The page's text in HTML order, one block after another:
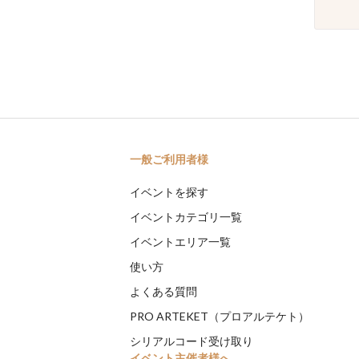
一般ご利用者様
イベントを探す
イベントカテゴリ一覧
イベントエリア一覧
使い方
よくある質問
PRO ARTEKET（プロアルテケト）
シリアルコード受け取り